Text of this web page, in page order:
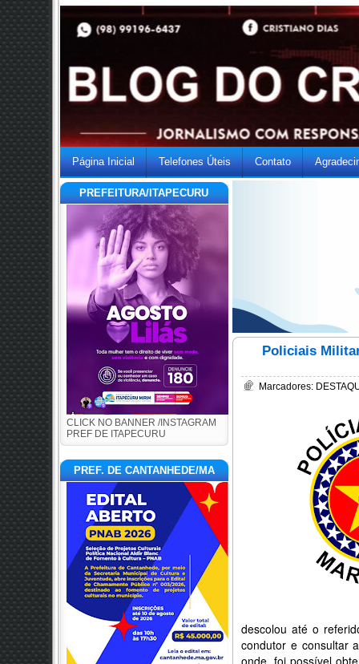
Página Inicial Telefones Úteis Contato
PREFEITURA/ITAPECURU
CLICK NO BANNER /INSTAGRAM
PREF DE ITAPECURU
PREF. DE CANTANHEDE/MA
Policiais
Marcadores:
descolou até o
condutor e consultar
onde foi possível